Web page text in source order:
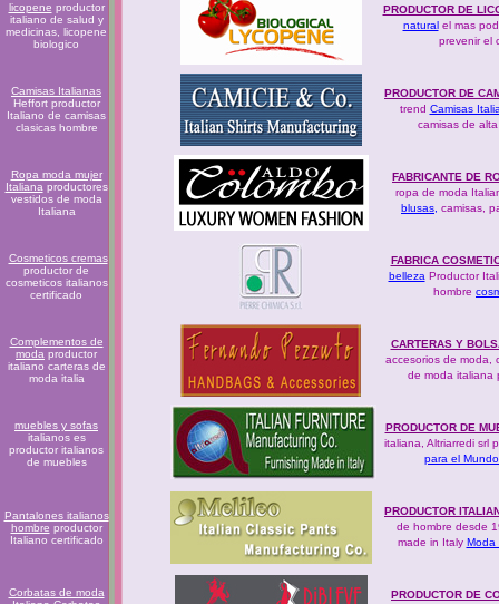
licopene productor
italiano de salud y
medicinas, licopene
biologico
PRODUCTOR DE
naturalel mas
prevenir el
Camisas Italianas
Heffort productor
Italiano de camisas
clasicas hombre
PRODUCTOR DE
trend Camisas
camisas de
Ropa moda mujer
Italiana productores
vestidos de moda
Italiana
FABRICANTE DE
ropa de moda
blusas, camisas,
Cosmeticos cremas
productor de
cosmeticos italianos
certificado
FABRICA
belleza Productor
hombre
Complementos de
moda productor
italiano carteras de
moda italia
CARTERAS Y
accesorios de moda,
de moda italiana
muebles y sofas
italianos es
productor italianos
de muebles
PRODUCTOR DE
italiana, Altriarredi srl
para el Mundo
Pantalones italianos
hombre productor
Italiano certificado
PRODUCTOR
de hombre desde
made in Italy Moda
Corbatas de moda
PRODUCTOR DE